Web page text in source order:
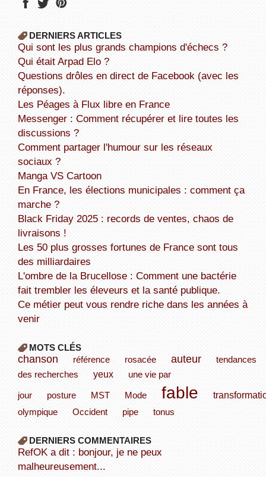
DERNIERS ARTICLES
Qui sont les plus grands champions d'échecs ?
Qui était Arpad Elo ?
Questions drôles en direct de Facebook (avec les
réponses).
Les Péages à Flux libre en France
Messenger : Comment récupérer et lire toutes les
discussions ?
Comment partager l'humour sur les réseaux
sociaux ?
Manga VS Cartoon
En France, les élections municipales : comment ça
marche ?
Black Friday 2025 : records de ventes, chaos de
livraisons !
Les 50 plus grosses fortunes de France sont tous
des milliardaires
L'ombre de la Brucellose : Comment une bactérie
fait trembler les éleveurs et la santé publique.
Ce métier peut vous rendre riche dans les années à
venir
MOTS CLÉS
chanson référence rosacée auteur
tendances
des recherches
yeux une vie par
jour posture MST Mode fable
olympique Occident pipe tonus
DERNIERS COMMENTAIRES
refOK a dit : bonjour, je ne peux
malheureusement...